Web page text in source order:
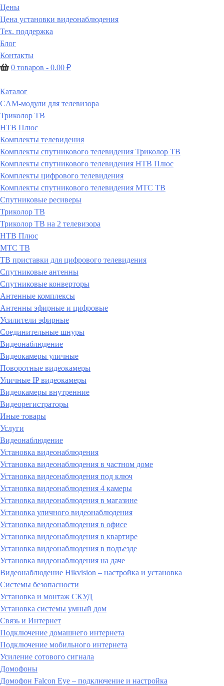
Цены
Цена установки видеонаблюдения
Тех. поддержка
Блог
Контакты
0 товаров - 0.00 ₽
Каталог
CAM-модули для телевизора
Триколор ТВ
НТВ Плюс
Комплекты телевидения
Комплекты спутникового телевидения Триколор ТВ
Комплекты спутникового телевидения НТВ Плюс
Комплекты цифрового телевидения
Комплекты спутникового телевидения МТС ТВ
Спутниковые ресиверы
Триколор ТВ
Триколор ТВ на 2 телевизора
НТВ Плюс
МТС ТВ
ТВ приставки для цифрового телевидения
Спутниковые антенны
Спутниковые конверторы
Антенные комплексы
Антенны эфирные и цифровые
Усилители эфирные
Соединительные шнуры
Видеонаблюдение
Видеокамеры уличные
Поворотные видеокамеры
Уличные IP видеокамеры
Видеокамеры внутренние
Видеорегистраторы
Иные товары
Услуги
Видеонаблюдение
Установка видеонаблюдения
Установка видеонаблюдения в частном доме
Установка видеонаблюдения под ключ
Установка видеонаблюдения 4 камеры
Установка видеонаблюдения в магазине
Установка уличного видеонаблюдения
Установка видеонаблюдения в офисе
Установка видеонаблюдения в квартире
Установка видеонаблюдения в подъезде
Установка видеонаблюдения на даче
Видеонаблюдение Hikvision – настройка и установка
Системы безопасности
Установка и монтаж СКУД
Установка системы умный дом
Связь и Интернет
Подключение домашнего интернета
Подключение мобильного интернета
Усиление сотового сигнала
Домофоны
Домофон Falcon Eye – подключение и настройка